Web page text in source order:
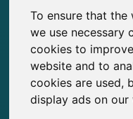
To ensure that
we use necessary
cookies to
website and to
cookies are used,
display ads on our
Studi
Studi